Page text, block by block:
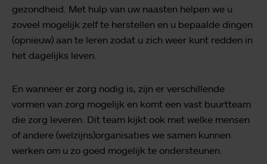
gezondheid. Met hulp van uw naasten helpen we u
zoveel mogelijk zelf te herstellen en u bepaalde dingen
(opnieuw) aan te leren zodat u zich weer kunt redden in
het dagelijks leven.
En wanneer er zorg nodig is, zijn er verschillende
vormen van zorg mogelijk en komt een vast buurtteam
die zorg leveren. Dit team kijkt ook met welke mensen
of andere (welzijns)organisaties we samen kunnen
werken om u zo goed mogelijk te ondersteunen.